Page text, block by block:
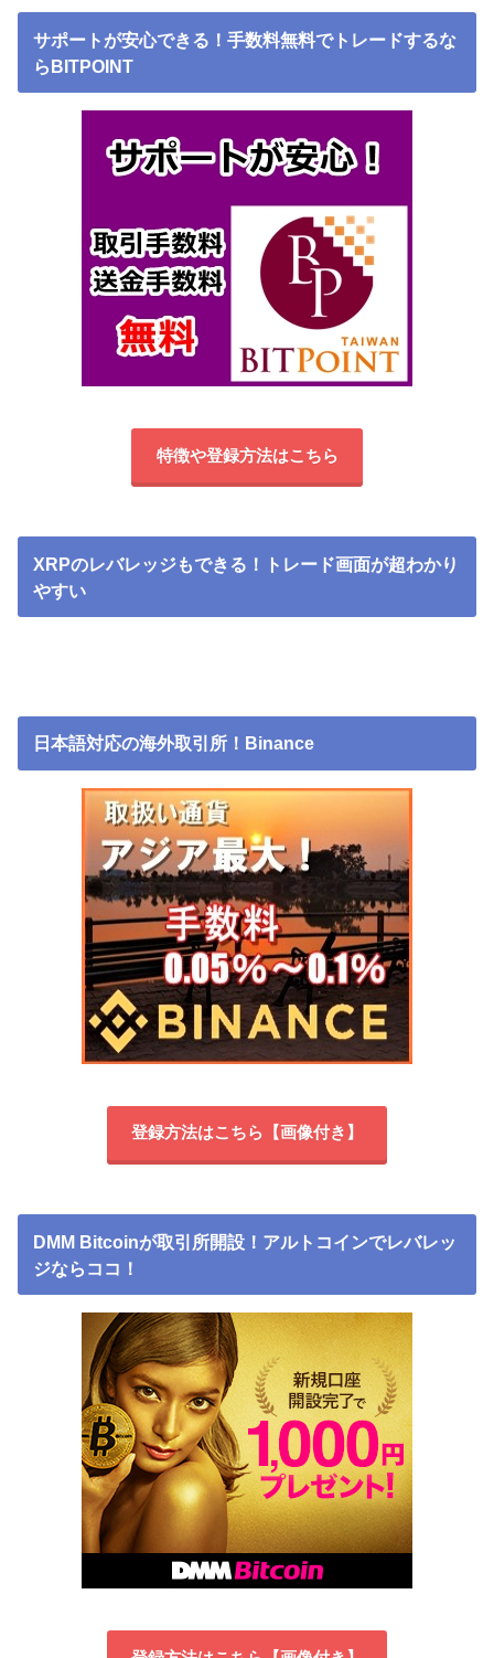
サポートが安心できる！手数料無料でトレードするな
らBITPOINT
特徴や登録方法はこちら
XRPのレバレッジもできる！トレード画面が超わかり
やすい
日本語対応の海外取引所！Binance
登録方法はこちら【画像付き】
DMM Bitcoinが取引所開設！アルトコインでレバレッ
ジならココ！